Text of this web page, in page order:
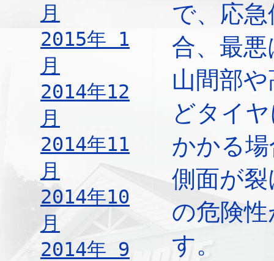
月
2015年 1
月
2014年12
月
2014年11
月
2014年10
月
2014年 9
で、応
合、最悪
山間部
どタイ
かかる
側面が
の危険
す。